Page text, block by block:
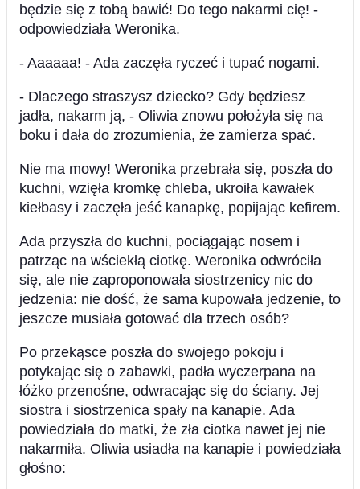
będzie się z tobą bawić! Do tego nakarmi cię! -
odpowiedziała Weronika.
- Aaaaaa! - Ada zaczęła ryczeć i tupać nogami.
- Dlaczego straszysz dziecko? Gdy będziesz
jadła, nakarm ją, - Oliwia znowu położyła się na
boku i dała do zrozumienia, że zamierza spać.
Nie ma mowy! Weronika przebrała się, poszła do
kuchni, wzięła kromkę chleba, ukroiła kawałek
kiełbasy i zaczęła jeść kanapkę, popijając kefirem.
Ada przyszła do kuchni, pociągając nosem i
patrząc na wściekłą ciotkę. Weronika odwróciła
się, ale nie zaproponowała siostrzenicy nic do
jedzenia: nie dość, że sama kupowała jedzenie, to
jeszcze musiała gotować dla trzech osób?
Po przekąsce poszła do swojego pokoju i
potykając się o zabawki, padła wyczerpana na
łóżko przenośne, odwracając się do ściany. Jej
siostra i siostrzenica spały na kanapie. Ada
powiedziała do matki, że zła ciotka nawet jej nie
nakarmiła. Oliwia usiadła na kanapie i powiedziała
głośno: